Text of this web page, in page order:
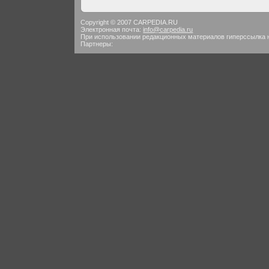
Copyright © 2007 CARPEDIA.RU
Электронная почта: info@carpedia.ru
При использовании редакционных материалов гиперссылка
Партнеры: